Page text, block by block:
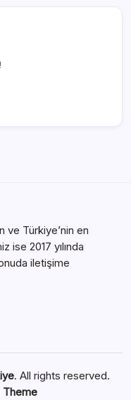
ve Türkiye’nin en
ise 2017 yılında
iletişime
. All rights reserved.
Theme